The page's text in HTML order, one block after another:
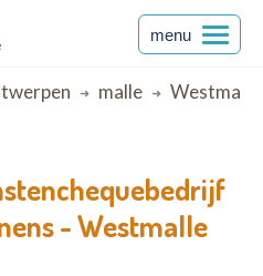
menu
malle Westmalle
-Westmalle